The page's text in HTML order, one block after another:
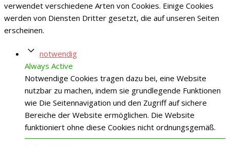
verwendet verschiedene Arten von Cookies. Einige Cookies
werden von Diensten Dritter gesetzt, die auf unseren Seiten
erscheinen.
notwendig
Always Active
Notwendige Cookies tragen dazu bei, eine Website
nutzbar zu machen, indem sie grundlegende Funktionen
wie Die Seitennavigation und den Zugriff auf sichere
Bereiche der Website ermöglichen. Die Website
funktioniert ohne diese Cookies nicht ordnungsgemäß.